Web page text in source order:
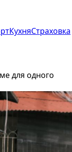
КухняСтраховка
для одного